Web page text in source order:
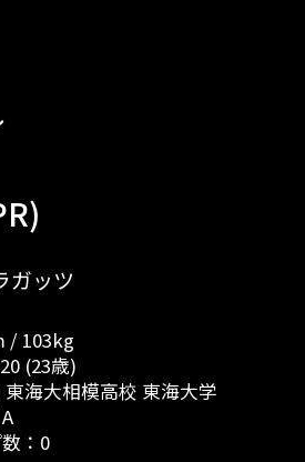
ガッツ
/ 103kg
(23歳)
海大相模高校 東海大学
：0